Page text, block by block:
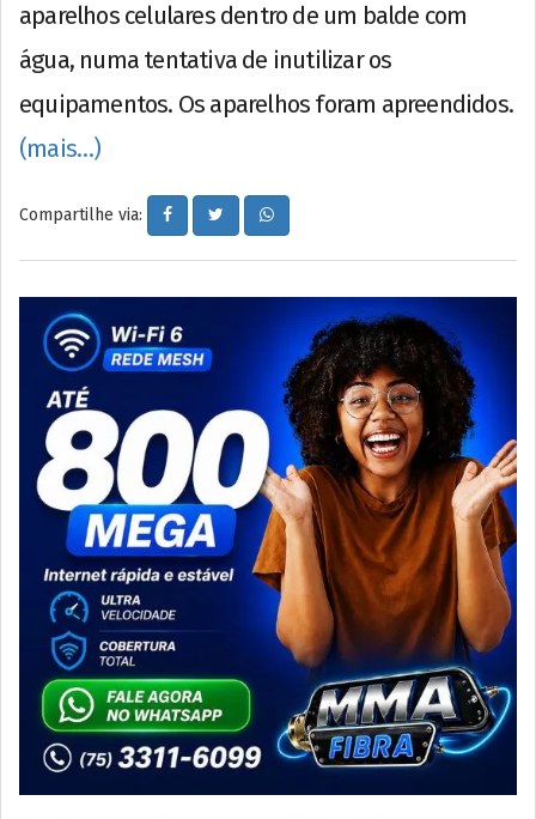
aparelhos celulares dentro de um balde com
água, numa tentativa de inutilizar os
equipamentos. Os aparelhos foram apreendidos.
(mais…)
Compartilhe via: